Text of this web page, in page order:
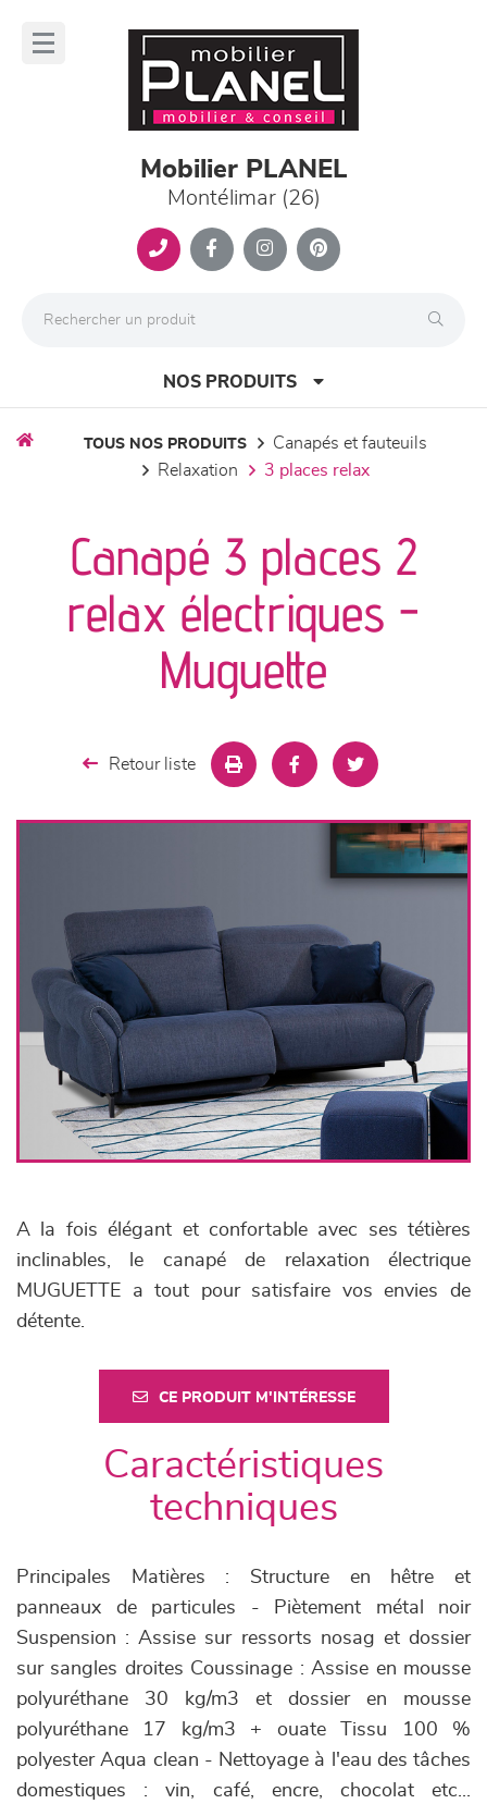
Mobilier PLANEL
Montélimar (26)
NOS PRODUITS
séjours
meubles de complément
chambres et dressing
TOUS NOS PRODUITS
canapés et fauteuils
relaxation
3 places relax
Canapé 3 places 2
relax électriques -
Muguette
Retour liste
A la fois élégant et confortable avec ses tétières
inclinables, le canapé de relaxation électrique
MUGUETTE a tout pour satisfaire vos envies de
détente.
CE PRODUIT M'INTÉRESSE
Caractéristiques
techniques
Principales Matières : Structure en hêtre et
panneaux de particules - Piètement métal noir
Suspension : Assise sur ressorts nosag et dossier
sur sangles droites Coussinage : Assise en mousse
polyuréthane 30 kg/m3 et dossier en mousse
polyuréthane 17 kg/m3 + ouate Tissu 100 %
polyester Aqua clean - Nettoyage à l'eau des tâches
domestiques : vin, café, encre, chocolat etc...